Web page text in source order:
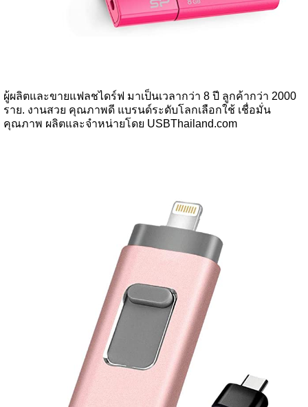
ผู้ผลิตและขายแฟลชไดร์ฟ มาเป็นเวลากว่า 8 ปี ลูกค้ากว่า 2000
ราย. งานสวย คุณภาพดี แบรนด์ระดับโลกเลือกใช้ เชื่อมั่น
คุณภาพ ผลิตและจำหน่ายโดย USBThailand.com